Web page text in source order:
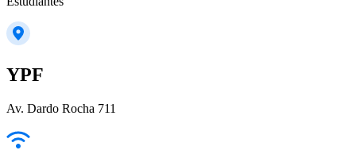
YPF
Av. Dardo Rocha 711